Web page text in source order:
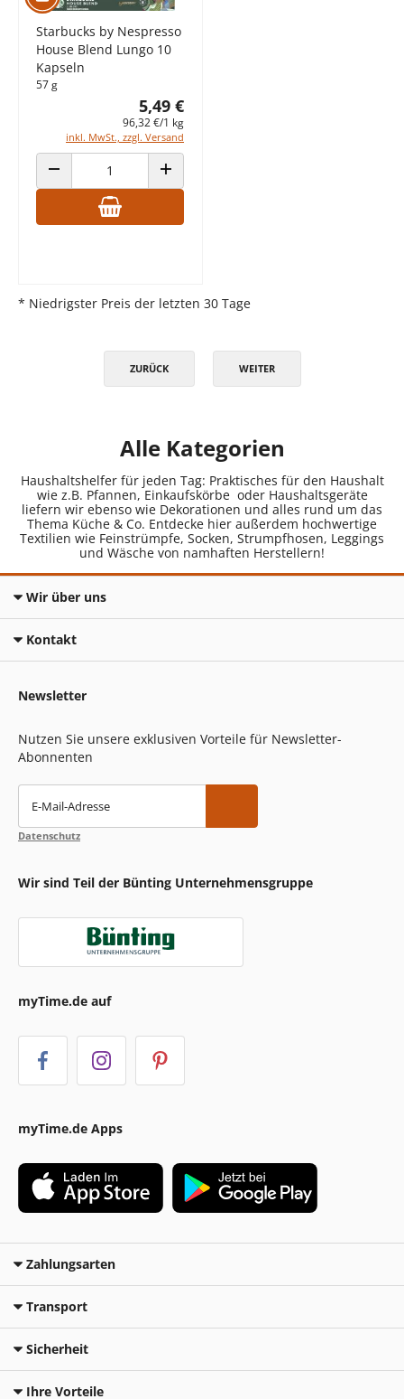
Starbucks by Nespresso
House Blend Lungo 10
Kapseln
57 g
5,49 €
96,32 €/1 kg
inkl. MwSt., zzgl. Versand
ANZAHL VERRINGERN ANZAHL ERHÖHEN
* Niedrigster Preis der letzten 30 Tage
ZURÜCK WEITER
Alle Kategorien
Haushaltshelfer für jeden Tag: Praktisches für den Haushalt
wie z.B. Pfannen, Einkaufskörbe oder Haushaltsgeräte
liefern wir ebenso wie Dekorationen und alles rund um das
Thema Küche & Co. Entdecke hier außerdem hochwertige
Textilien wie Feinstrümpfe, Socken, Strumpfhosen, Leggings
und Wäsche von namhaften Herstellern!
Wir über uns
Kontakt
Newsletter
Nutzen Sie unsere exklusiven Vorteile für Newsletter-
Abonnenten
E-Mail-Adresse
Datenschutz
Wir sind Teil der Bünting Unternehmensgruppe
myTime.de auf
myTime.de Apps
Zahlungsarten
Transport
Sicherheit
Ihre Vorteile